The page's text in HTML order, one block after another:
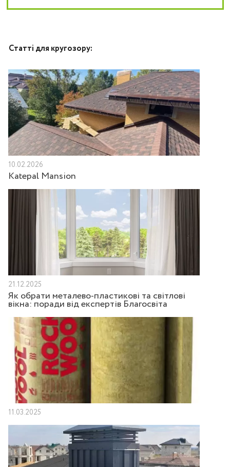
Статті для кругозору:
10.02.2026
Katepal Mansion
21.12.2025
Як обрати металево-пластикові та світлові
вікна: поради від експертів Благосвіта
11.03.2025